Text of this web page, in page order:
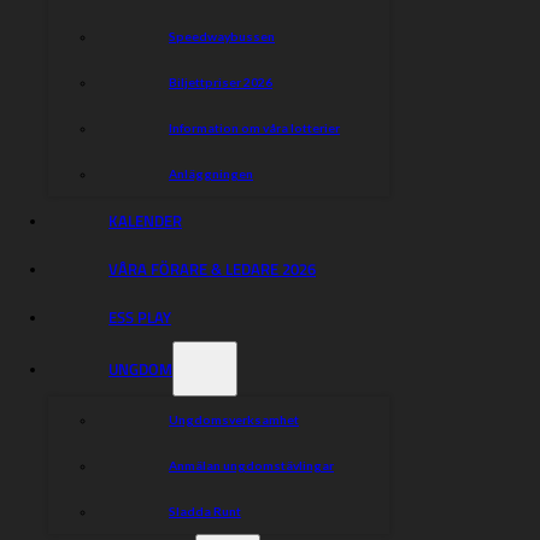
Speedwaybussen
Biljettpriser 2026
Information om våra lotterier
Anläggningen
KALENDER
VÅRA FÖRARE & LEDARE 2026
ESS PLAY
UNGDOM
Ungdomsverksamhet
Anmälan ungdomstävlingar
Sladda Runt
Johannes Stark 0,500